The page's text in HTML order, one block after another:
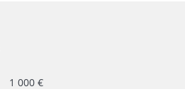
1 000 €